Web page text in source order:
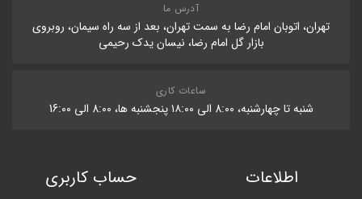
آدرس ما
تهران، اتوبان امام رضا به سمت تهران، بعد از سه راه سیمان، روبروی
بازار گل امام رضا، نیسان یدک رحیمی
ساعات کاری
شنبه تا چهارشنبه، 8:۰۰ الی ۱۸:۰۰ پنجشنبه ها، 8:۰۰ الی 16:۰۰
اطلاعات حساب کاربری